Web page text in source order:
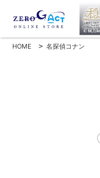
HOME > 名探偵コナン